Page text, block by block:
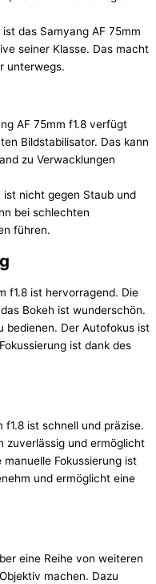
das Samyang AF 75mm
seiner Klasse. Das macht
unterwegs.
AF 75mm f1.8 verfügt
Bildstabilisator. Das kann
zu Verwacklungen
ist nicht gegen Staub und
bei schlechten
führen.
f1.8 ist hervorragend. Die
Bokeh ist wunderschön.
bedienen. Der Autofokus ist
ist dank des
f1.8 ist schnell und präzise.
zuverlässig und ermöglicht
Fokussierung ist
und ermöglicht eine
eine Reihe von weiteren
machen. Dazu